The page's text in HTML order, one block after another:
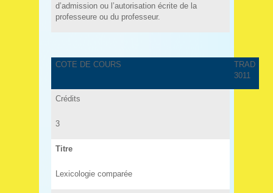
d’admission ou l’autorisation écrite de la
professeure ou du professeur.
COTE DE COURS
TRAD
3011
Crédits
3
Titre
Lexicologie comparée